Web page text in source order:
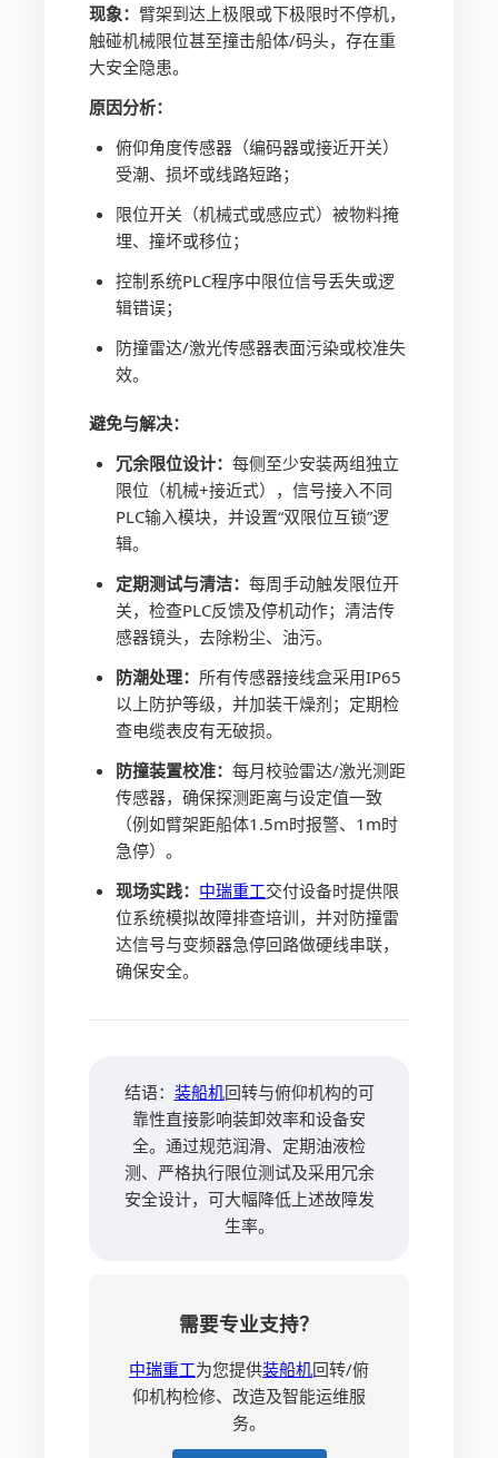
现象：臂架到达上极限或下极限时不停机，
触碰机械限位甚至撞击船体/码头，存在重
大安全隐患。
原因分析：
俯仰角度传感器（编码器或接近开关）
受潮、损坏或线路短路；
限位开关（机械式或感应式）被物料掩
埋、撞坏或移位；
控制系统PLC程序中限位信号丢失或逻
辑错误；
防撞雷达/激光传感器表面污染或校准失
效。
避免与解决：
冗余限位设计：每侧至少安装两组独立
限位（机械+接近式），信号接入不同
PLC输入模块，并设置“双限位互锁”逻
辑。
定期测试与清洁：每周手动触发限位开
关，检查PLC反馈及停机动作；清洁传
感器镜头，去除粉尘、油污。
防潮处理： 所有传感器接线盒采用IP65
以上防护等级，并加装干燥剂；定期检
查电缆表皮有无破损。
防撞装置校准：每月校验雷达/激光测距
传感器，确保探测距离与设定值一致
（例如臂架距船体1.5m时报警、1m时
急停）。
现场实践： 中瑞重工交付设备时提供限
位系统模拟故障排查培训，并对防撞雷
达信号与变频器急停回路做硬线串联，
确保安全。
结语： 装船机回转与俯仰机构的可
靠性直接影响装卸效率和设备安
全。通过规范润滑、定期油液检
测、严格执行限位测试及采用冗余
安全设计，可大幅降低上述故障发
生率。
需要专业支持？
中瑞重工为您提供装船机回转/俯
仰机构检修、改造及智能运维服
务。